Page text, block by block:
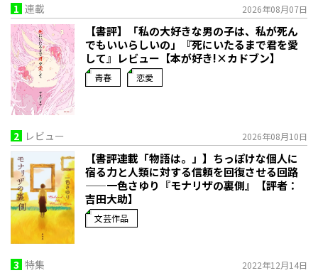
1 連載 2026年08月07日
【書評】「私の大好きな男の子は、私が死ん
でもいいらしいの」――『死にいたるまで君を愛
して』レビュー【本が好き!×カドブン】
青春 恋愛
2 レビュー 2026年08月10日
【書評連載「物語は。」】ちっぽけな個人に
宿る力と人類に対する信頼を回復させる回路
——一色さゆり『モナリザの裏側』【評者：
吉田大助】
文芸作品
3 特集 2022年12月14日